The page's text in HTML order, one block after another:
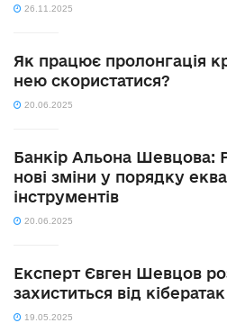
26.11.2025
Як працює пролонгація
нею скористатися?
20.06.2025
Банкір Альона Шевцова:
нові зміни у порядку
інструментів
20.06.2025
Експерт Євген Шевцов
захиститься від
19.05.2025